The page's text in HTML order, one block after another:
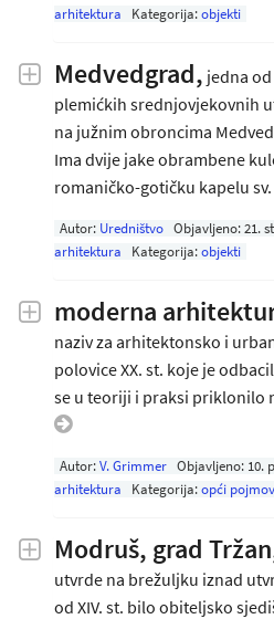
arhitektura
Kategorija:objekti
Medvedgrad, jedna
plemićkih srednjovjekovnih
na južnim obroncima
Ima dvije jake obrambene
romaničko-gotičku kapelu
Autor: Uredništvo Objavljeno:21.
arhitektura
Kategorija:objekti
moderna
naziv za arhitektonsko i
polovice XX. st. koje je
se u teoriji i praksi
Autor: V. Grimmer Objavljeno: 10.
arhitektura
Kategorija:opći
Modruš, grad
utvrde na brežuljku iznad
od XIV. st. bilo obiteljsko